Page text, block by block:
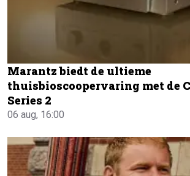
Marantz biedt de ultieme
thuisbioscoopervaring met de
Series 2
06 aug, 16:00